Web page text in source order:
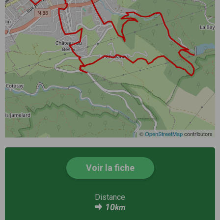
©OpenStreetMapcontributors
Voir la fiche
Distance
10km